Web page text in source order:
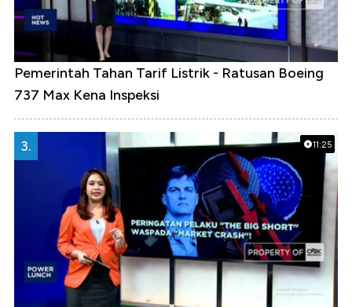
Pemerintah Tahan Tarif Listrik - Ratusan Boeing
737 Max Kena Inspeksi
11:25
3.